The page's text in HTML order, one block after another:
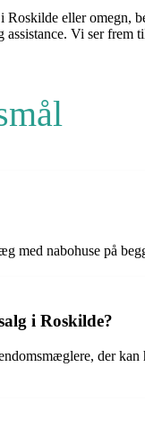
eller omegn,
assistance. Vi ser
med nabohuse på
i Roskilde?
der